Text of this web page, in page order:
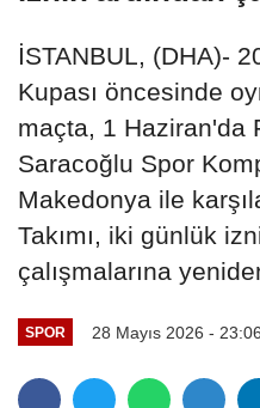
İSTANBUL, (DHA)-
Kupası öncesinde
maçta, 1 Haziran'da
Saracoğlu Spor
Makedonya ile
Takımı, iki günlük
çalışmalarına
SPOR 28 Mayıs 2026 - 23:06